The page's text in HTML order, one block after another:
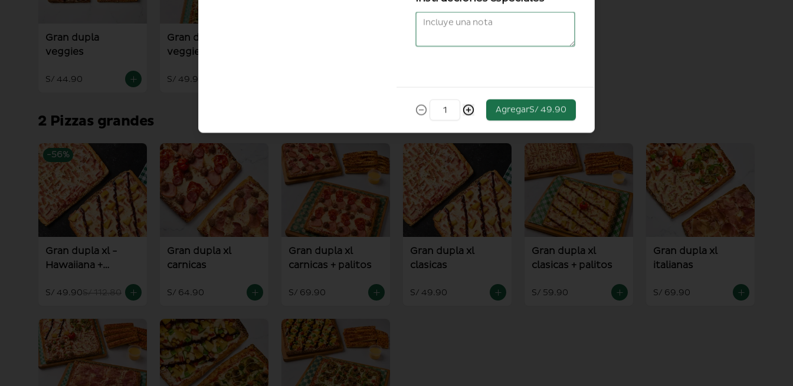
Gran dupla
veggies
S/ 44.90
Gran dupla
veggies + palitos +
S/ 49.90
2 Pizzas grandes
-56%
Gran dupla xl -
Hawaiiana +
S/ 49.90S/ 112.80
Gran dupla xl
carnicas
S/ 64.90
Gran dupla xl
carnicas + palitos
S/ 69.90
Gran dupla xl
clasicas
S/ 49.90
Gran dupla xl
clasicas + palitos
S/ 59.90
Gran dupla xl
italianas
S/ 69.90
AgregarS/ 49.90